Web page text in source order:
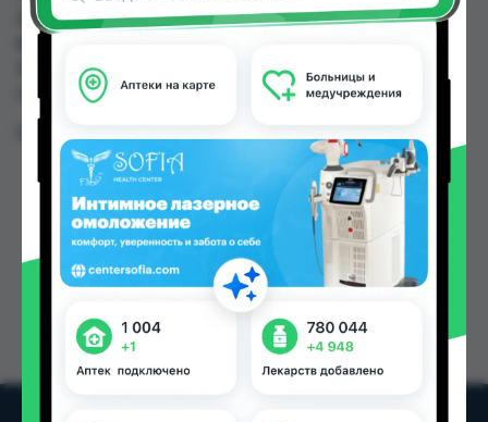
24/7, Аптека Алфавит, Аптека АХРОМ, Аптека
155.30 TJS в Душанбе и других городах
Таджикистана